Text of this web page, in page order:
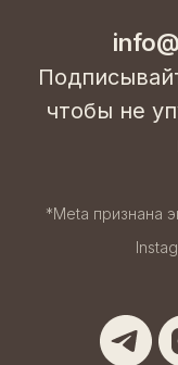
чтобы не
*Meta признана